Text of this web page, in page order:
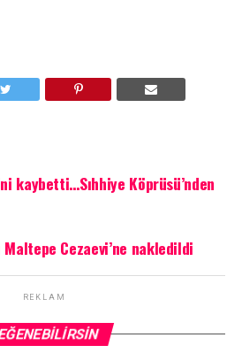
kaybetti…Sıhhiye Köprüsü’nden
Maltepe Cezaevi’ne nakledildi
REKLAM